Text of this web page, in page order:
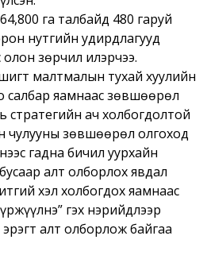
га талбайд 480 гаруй
нутгийн удирдлагууд
зөрчил илэрчээ.
малтмалын тухай хуулийн
салбар яамнаас зөвшөөрөл
стратегийн ач холбогдолтой
чулууны зөвшөөрөл олгоход
гадна бичил уурхайн
алт олборлох явдал
хэл холбогдох яамнаас
гэх нэрийдлээр
алт олборлож байгаа